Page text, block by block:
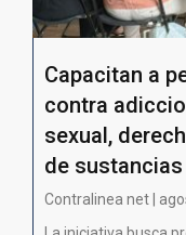
Capacitan a
contra
sexual,
de sustancias
Contralinea net |